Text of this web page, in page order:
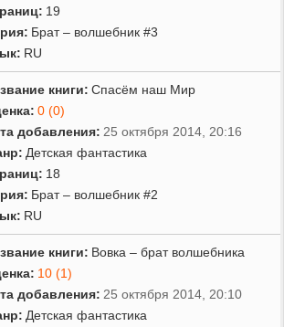
19
Брат – волшебник #3
RU
книги: Спасём наш Мир
0 (0)
добавления: 25 октября 2014, 20:16
Детская фантастика
18
Брат – волшебник #2
RU
книги: Вовка – брат волшебника
10 (1)
добавления: 25 октября 2014, 20:10
Детская фантастика